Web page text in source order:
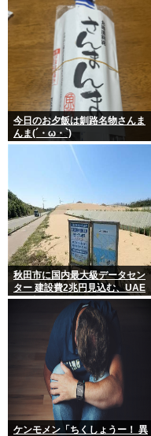
今日のお夕飯は釧路名物さんま
んま(´・ω・`)
秋田市に国内最大級データセン
ター 建設費2兆円見込む、UAE
など投資
ケンモメン「ちくしょうー！ 異